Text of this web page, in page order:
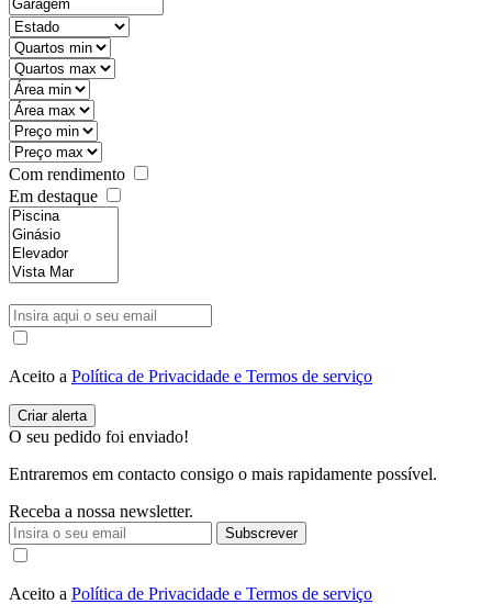
Com rendimento
Em destaque
Aceito a Política de Privacidade e Termos de serviço
O seu pedido foi enviado!
Entraremos em contacto consigo o mais rapidamente possível.
Receba a nossa newsletter.
Subscrever
Aceito a Política de Privacidade e Termos de serviço